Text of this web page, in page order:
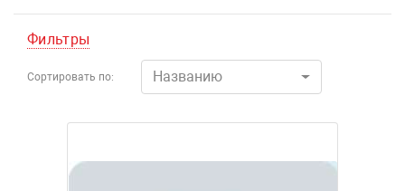
Фильтры
Сортировать по: Названию